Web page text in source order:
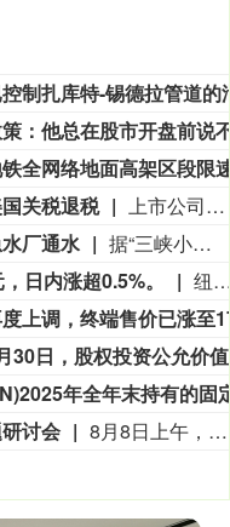
关税退税
上市公司公告显示，自7月以来，多家公司宣布已经收到美国关税退税。根据美国最高法院今年2月裁定，《国际紧急经济权力法》不授权总统征收大规模关税。美国国际贸易法院随后下令海关办理相关退款。海关与边境保护局4月20日启动第一阶段退款工作，首批退款于5月11日前后发放。美国海关与边境保护局官员本月4日披露的信息显示，截至7月底，该部门已处理完毕约1000亿美元关税的退款流程并把相关信息提供给财政部用于付款。（中新社）
厂通水
据“三峡小微”公众号消息，8月8日，由三峡集团所属长江环保集团、武汉市水务集团等共同投资建设的华中地区规模最大的“双膜”工艺应急水厂——武汉梁子湖应急水厂并网通水，标志着武汉市江南区域正式构建起“一江一湖”双水源互为备援、灵活调度的供水新格局，为片区660万市民用水安全提供坚实保障。
日内涨超0.5%。
纽约原油暗盘突破77美元
讨会 8月8日上午，全球财富管理论坛在京召开“地方国有存量资产盘活进展、难点与策略”课题研讨会，楼继伟出席会议并做总结发言。楼继伟在发言中表示，盘活国有资产既是近期的当务之急，也是一项长期性的战略任务。当前我国GDP平减指数阶段性承压走低，财政维持紧平衡格局的压力持续攀升；我国税收结构以间接税为主体，税收收入增速显著弱于名义GDP增速，财政内生增收动能受限。叠加土地财政收入大幅收缩，地方隐性债务化解、长期限国债常态化发行带来的利息支出刚性上涨，收支两端压力持续凸显。综合多重现实约束来看，国有存量资产盘活并非短期应急手段，而是一项需要常态化、长效化推进的重点工作。（全球财富管理论坛）